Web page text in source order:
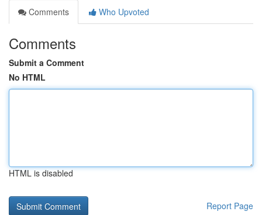
Comments
Who Upvoted
Comments
Submit a Comment
No HTML
HTML is disabled
Report Page